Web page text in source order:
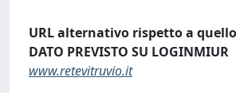
URL alternativo rispetto a
DATO PREVISTO SU LOGINMIUR
www.retevitruvio.it